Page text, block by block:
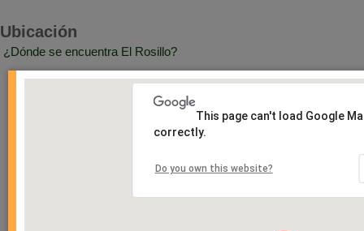
Ubicación
¿Dónde se encuentra El Rosillo?
This page can't load Google
correctly.
Do you own this website?